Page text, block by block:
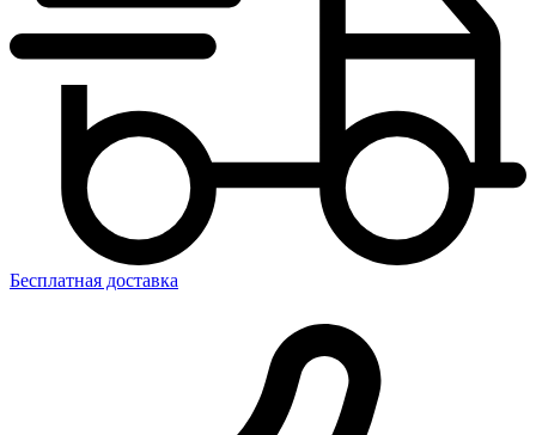
Бесплатная доставка